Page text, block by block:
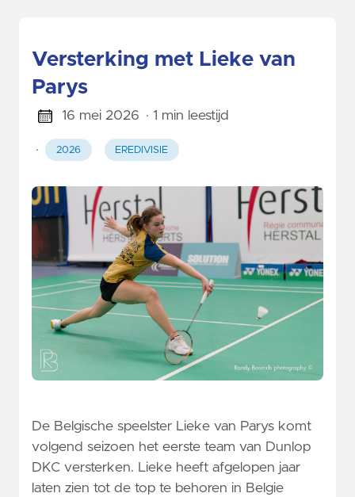
Versterking met Lieke van
Parys
16 mei 2026 · 1 min leestijd
· 2026 EREDIVISIE
De Belgische speelster Lieke van Parys komt
volgend seizoen het eerste team van Dunlop
DKC versterken. Lieke heeft afgelopen jaar
laten zien tot de top te behoren in Belgie